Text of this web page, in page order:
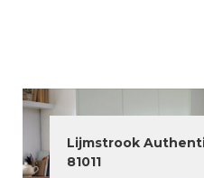
Lijmstrook
81011